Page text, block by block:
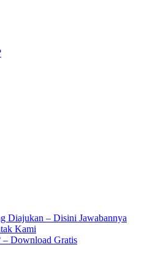
Diajukan – Disini Jawabannya
Kami
– Download Gratis